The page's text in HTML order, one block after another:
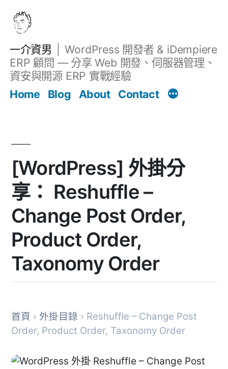
一介資男
WordPress 開發者 & iDempiere
ERP 顧問 — 分享 Web 開發、伺服器管理、
資安與開源 ERP 實戰經驗
Home
Blog About Contact
[WordPress] 外掛分
享： Reshuffle –
Change Post Order,
Product Order,
Taxonomy Order
首頁 › 外掛目錄 › Reshuffle – Change Post
Order, Product Order, Taxonomy Order
文章 Filter